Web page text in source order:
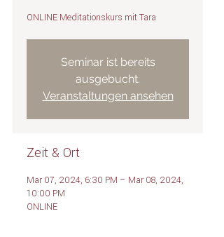
ONLINE Meditationskurs mit Tara
Seminar ist bereits
ausgebucht.
Veranstaltungen ansehen
Zeit & Ort
Mar 07, 2024, 6:30 PM – Mar 08, 2024,
10:00 PM
ONLINE